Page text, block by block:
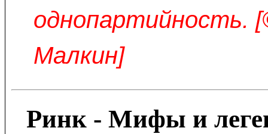
однопартийность.
Малкин]
Ринк - Мифы и